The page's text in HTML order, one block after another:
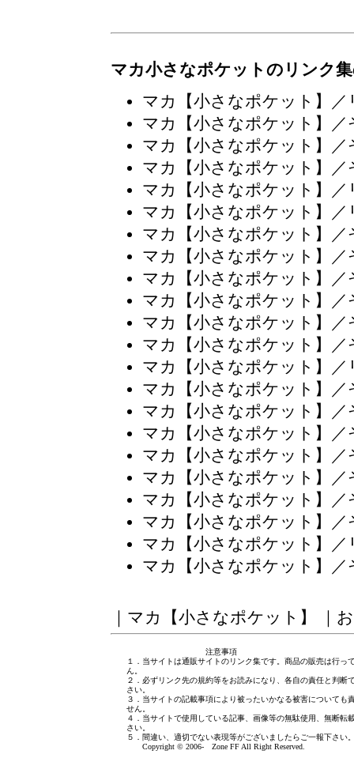
マカ小さなポケットのリンク
マカ【小さなポケット】／
マカ【小さなポケット】／
マカ【小さなポケット】／
マカ【小さなポケット】／
マカ【小さなポケット】／
マカ【小さなポケット】／
マカ【小さなポケット】／
マカ【小さなポケット】／
マカ【小さなポケット】／
マカ【小さなポケット】／
マカ【小さなポケット】／
マカ【小さなポケット】／
マカ【小さなポケット】／
マカ【小さなポケット】／
マカ【小さなポケット】／
マカ【小さなポケット】／
マカ【小さなポケット】／
マカ【小さなポケット】／
マカ【小さなポケット】／
マカ【小さなポケット】／
マカ【小さなポケット】／
マカ【小さなポケット】／
｜ マカ【小さなポケット】 ｜
注意事項
１．当サイトは通販サイトのリンク集です。商品の販売は行っ
ん。
２．必ずリンク先の規約等をお読みになり、各自の責任と判断
さい。
３．当サイトの記載事項により被ったいかなる被害についても
せん。
４．当サイトで使用している記事、画像等の無駄使用、無断転
さい。
５．間違い、適切でない表現等がございましたら ご一報下さい
Copyright © 2006- Zone FF All Right Reserved.